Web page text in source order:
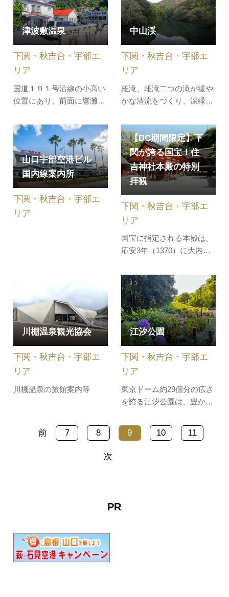
築に改築する意向をもち、
地元の大工棟梁山本安一を
同道して上京し、洋風建築
を見学して回りました｡帰
村後、同…
分の手で木を伐採する林業
体験や木工体験、森の散策
など森を感じることができ
るアクティビティに加え、
手づくり石窯ピザやバーム
クーヘン作…
津波敷温泉
国道１９１号沿線の小高い
位置にあり、前面に響灘を
まさに絶景です。
下関・秋吉台・宇部エ
リア
中山渓
雄滝、雌滝二つの滝が緩や
かな清流をつくり、深緑の
心身を癒してくれます。渓
流に沿って往復1.2kmの遊
歩道は川魚を探したり、せ
せらぎを楽しみながら散策
できます。ピクニック、森
林浴に最適です。秋には紅
下関・秋吉台・宇部エ
リア
山口宇部空港ビル
国内線案内所
下関・秋吉台・宇部エ
リア
【DC期間限定】下
関が誇る国宝！住
吉神社本殿の特別
拝観
国宝に指定される本殿は、
応安3年（1370）に大内弘
の社殿をつなぐ「流造り」
が用いられており、他に例
のない貴重な建物様式で
す。通常は立ち入ることが
できない築地内から、神職
の解説つきで本殿を間近に
本殿を彩る…
下関・秋吉台・宇部エ
リア
川棚温泉観光協会
川棚温泉の旅館案内等
下関・秋吉台・宇部エ
リア
江汐公園
東京ドーム約29個分の広さ
を誇る江汐公園は、豊かな
恵まれた自然豊かな公園で
す。公園の中心にはまるで
ます。ま…
下関・秋吉台・宇部エ
リア
前 7 8 9 10 11
次
PR